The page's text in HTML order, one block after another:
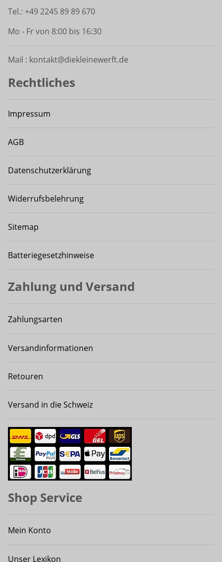
Tel.: +49 2245 89 89 670
Mo - Fr von 8:00 bis 16:30
Mail : kontakt@diekleinewerft.de
Rechtliches
Impressum
AGB
Datenschutzerklärung
Widerrufsbelehrung
Sitemap
Batteriegesetzhinweise
Zahlung und Versand
Zahlungsarten
Versandinformationen
Retouren
Versand in die Schweiz
Shop Service
Mein Konto
Unser Lexikon